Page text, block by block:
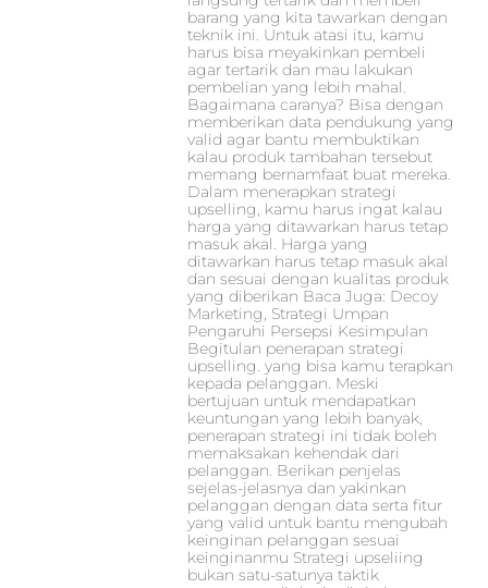
barang yang kita tawarkan dengan
teknik ini. Untuk atasi itu, kamu
harus bisa meyakinkan pembeli
agar tertarik dan mau lakukan
pembelian yang lebih mahal.
Bagaimana caranya? Bisa dengan
memberikan data pendukung yang
valid agar bantu membuktikan
kalau produk tambahan tersebut
memang bernamfaat buat mereka.
Dalam menerapkan strategi
upselling, kamu harus ingat kalau
harga yang ditawarkan harus tetap
masuk akal. Harga yang
ditawarkan harus tetap masuk akal
dan sesuai dengan kualitas produk
yang diberikan Baca Juga: Decoy
Marketing, Strategi Umpan
Pengaruhi Persepsi Kesimpulan
Begitulan penerapan strategi
upselling. yang bisa kamu terapkan
kepada pelanggan. Meski
bertujuan untuk mendapatkan
keuntungan yang lebih banyak,
penerapan strategi ini tidak boleh
memaksakan kehendak dari
pelanggan. Berikan penjelas
sejelas-jelasnya dan yakinkan
pelanggan dengan data serta fitur
yang valid untuk bantu mengubah
keinginan pelanggan sesuai
keinginanmu Strategi upseliing
bukan satu-satunya taktik